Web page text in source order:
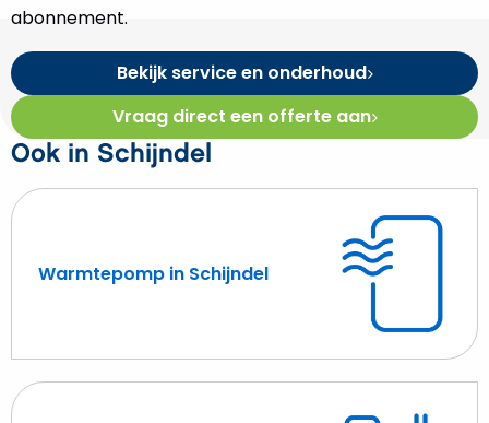
abonnement.
Bekijk service en onderhoud
Vraag direct een offerte aan
Ook in Schijndel
Warmtepomp in Schijndel
Lees
Warmtepomp
in